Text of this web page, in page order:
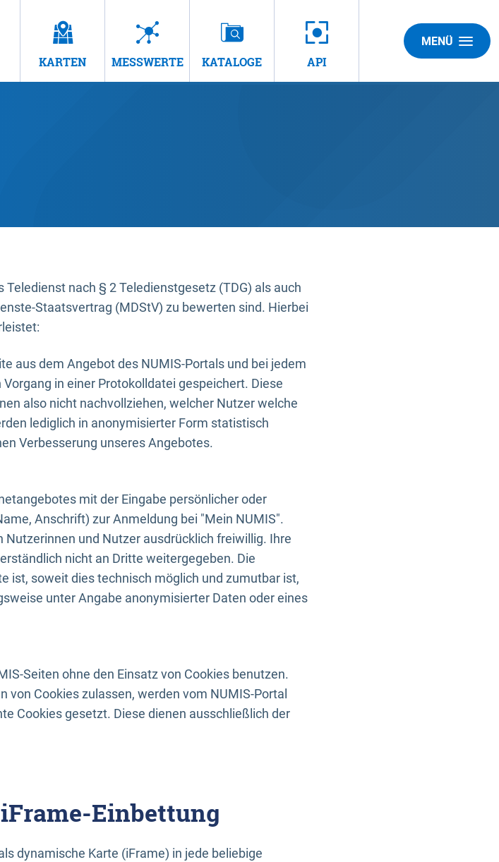
KARTEN MESSWERTE KATALOGE API
MENÜ
nach § 2 Teledienstgesetz (TDG) als auch
Staatsvertrag (MDStV) zu bewerten sind. Hierbei
aus dem Angebot des NUMIS-Portals und bei jedem
in einer Protokolldatei gespeichert. Diese
also nicht nachvollziehen, welcher Nutzer welche
lediglich in anonymisierter Form statistisch
Verbesserung unseres Angebotes.
mit der Eingabe persönlicher oder
Anschrift) zur Anmeldung bei "Mein NUMIS".
und Nutzer ausdrücklich freiwillig. Ihre
nicht an Dritte weitergegeben. Die
ist, soweit dies technisch möglich und zumutbar ist,
unter Angabe anonymisierter Daten oder eines
Seiten ohne den Einsatz von Cookies benutzen.
von Cookies zulassen, werden vom NUMIS-Portal
Cookies gesetzt. Diese dienen ausschließlich der
Einbettung
dynamische Karte (iFrame) in jede beliebige